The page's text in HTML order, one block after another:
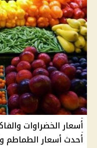
أسعار الخضراوات
أحدث أسعار الطماطم